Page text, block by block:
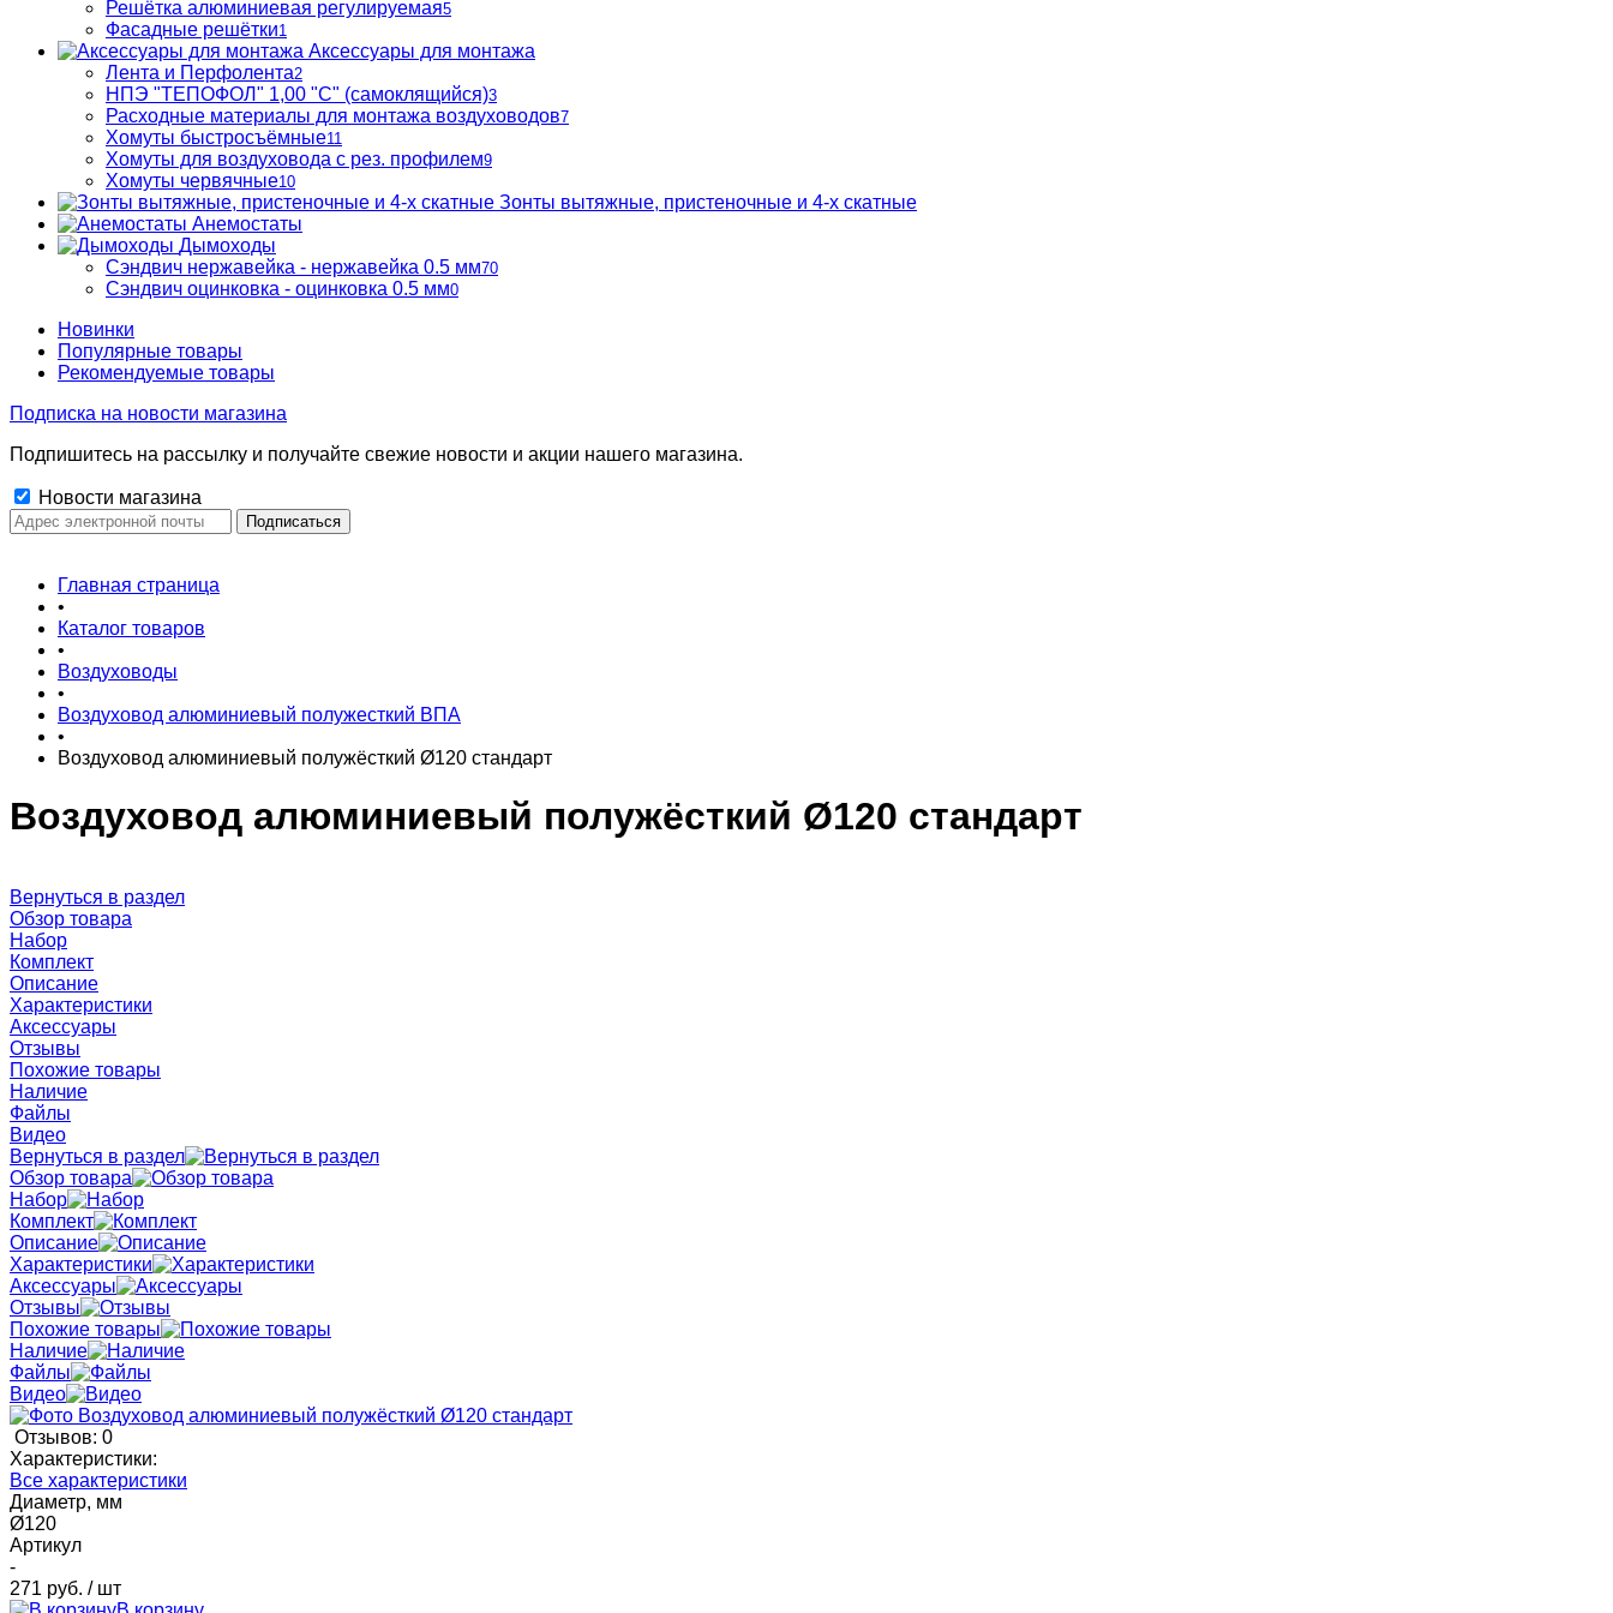
Решётка алюминиевая регулируемая5
Фасадные решётки1
Аксессуары для монтажа
Лента и Перфолента2
НПЭ "ТЕПОФОЛ" 1,00 "С" (самоклящийся)3
Расходные материалы для монтажа воздуховодов7
Хомуты быстросъёмные11
Хомуты для воздуховода с рез. профилем9
Хомуты червячные10
Зонты вытяжные, пристеночные и 4-х скатные
Анемостаты
Дымоходы
Сэндвич нержавейка - нержавейка 0.5 мм70
Сэндвич оцинковка - оцинковка 0.5 мм0
Новинки
Популярные товары
Рекомендуемые товары
Подписка на новости магазина
Подпишитесь на рассылку и получайте свежие новости и акции нашего магазина.
Новости магазина
Главная страница
•
Каталог товаров
•
Воздуховоды
•
Воздуховод алюминиевый полужесткий ВПА
•
Воздуховод алюминиевый полужёсткий Ø120 стандарт
Воздуховод алюминиевый полужёсткий Ø120 стандарт
Вернуться в раздел
Обзор товара
Набор
Комплект
Описание
Характеристики
Аксессуары
Отзывы
Похожие товары
Наличие
Файлы
Видео
Вернуться в раздел
Обзор товара
Набор
Комплект
Описание
Характеристики
Аксессуары
Отзывы
Похожие товары
Наличие
Файлы
Видео
Отзывов: 0
Характеристики:
Все характеристики
Диаметр, мм
Ø120
Артикул
-
271 руб. / шт